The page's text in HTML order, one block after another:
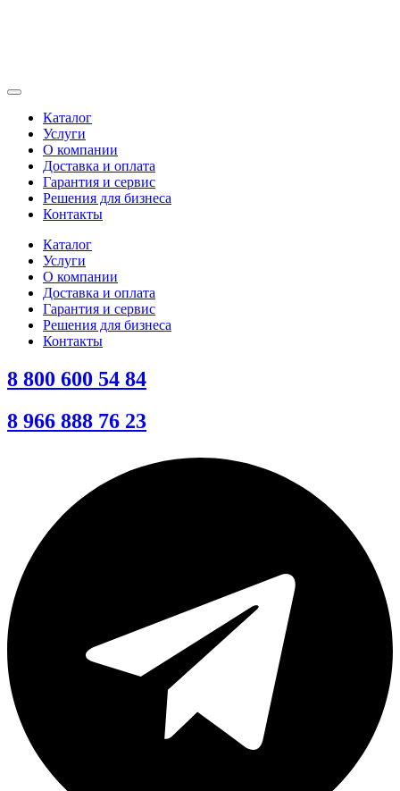
Каталог
Услуги
О компании
Доставка и оплата
Гарантия и сервис
Решения для бизнеса
Контакты
Каталог
Услуги
О компании
Доставка и оплата
Гарантия и сервис
Решения для бизнеса
Контакты
8 800 600 54 84
8 966 888 76 23